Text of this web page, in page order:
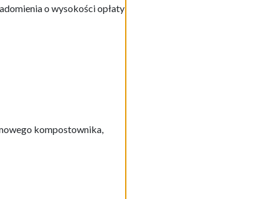
o wysokości opłaty
kompostownika,